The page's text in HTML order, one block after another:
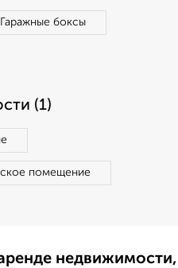
Гаражные боксы
(1)
помещение